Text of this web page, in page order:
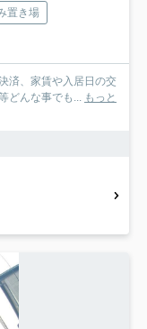
置き場
済、家賃や入居日の交
どんな事でも... もっと